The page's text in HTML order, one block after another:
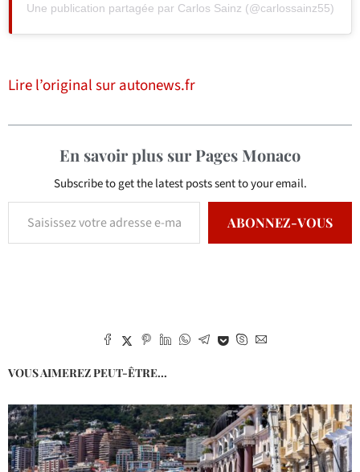
Une publication partagée par Carlos Sainz (@carlossainz55)
Lire l’original sur autonews.fr
En savoir plus sur Pages Monaco
Subscribe to get the latest posts sent to your email.
ABONNEZ-VOUS
VOUS AIMEREZ PEUT-ÊTRE...